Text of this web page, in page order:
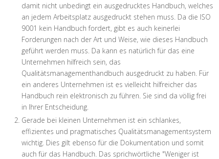
damit nicht unbedingt ein ausgedrucktes Handbuch, welches
an jedem Arbeitsplatz ausgedruckt stehen muss. Da die ISO
9001 kein Handbuch fordert, gibt es auch keinerlei
Forderungen nach der Art und Weise, wie dieses Handbuch
geführt werden muss. Da kann es natürlich für das eine
Unternehmen hilfreich sein, das
Qualitätsmanagementhandbuch ausgedruckt zu haben. Für
ein anderes Unternehmen ist es vielleicht hilfreicher das
Handbuch rein elektronisch zu führen. Sie sind da völlig frei
in Ihrer Entscheidung.
Gerade bei kleinen Unternehmen ist ein schlankes,
effizientes und pragmatisches Qualitätsmanagementsystem
wichtig. Dies gilt ebenso für die Dokumentation und somit
auch für das Handbuch. Das sprichwörtliche "Weniger ist